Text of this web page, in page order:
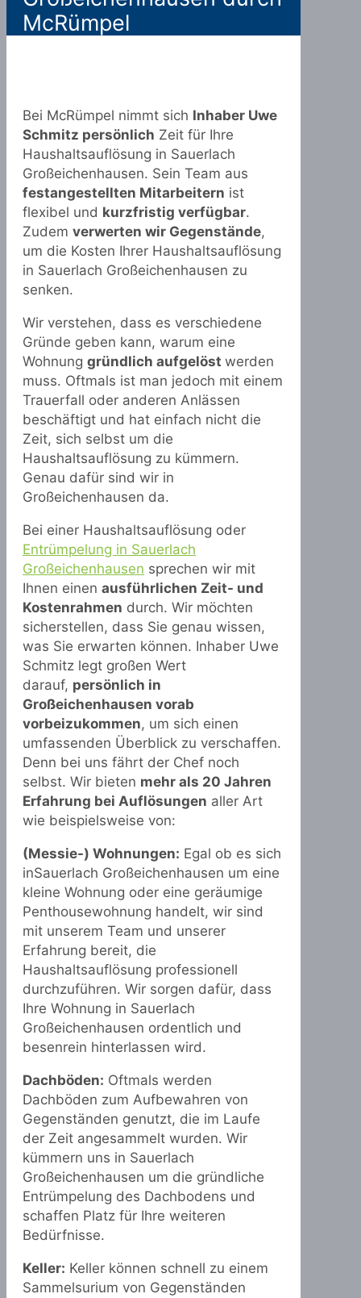
McRümpel
Bei McRümpel nimmt sich Inhaber Uwe
Schmitz persönlich Zeit für Ihre
Haushaltsauflösung in Sauerlach
Großeichenhausen. Sein Team aus
festangestellten Mitarbeitern ist
flexibel und kurzfristig verfügbar.
Zudem verwerten wir Gegenstände,
um die Kosten Ihrer Haushaltsauflösung
in Sauerlach Großeichenhausen zu
senken.
Wir verstehen, dass es verschiedene
Gründe geben kann, warum eine
Wohnung gründlich aufgelöst werden
muss. Oftmals ist man jedoch mit einem
Trauerfall oder anderen Anlässen
beschäftigt und hat einfach nicht die
Zeit, sich selbst um die
Haushaltsauflösung zu kümmern.
Genau dafür sind wir in
Großeichenhausen da.
Bei einer Haushaltsauflösung oder
Entrümpelung in Sauerlach
Großeichenhausen sprechen wir mit
Ihnen einen ausführlichen Zeit- und
Kostenrahmen durch. Wir möchten
sicherstellen, dass Sie genau wissen,
was Sie erwarten können. Inhaber Uwe
Schmitz legt großen Wert
darauf, persönlich in
Großeichenhausen vorab
vorbeizukommen, um sich einen
umfassenden Überblick zu verschaffen.
Denn bei uns fährt der Chef noch
selbst. Wir bieten mehr als 20 Jahren
Erfahrung bei Auflösungen aller Art
wie beispielsweise von:
(Messie-) Wohnungen: Egal ob es sich
inSauerlach Großeichenhausen um eine
kleine Wohnung oder eine geräumige
Penthousewohnung handelt, wir sind
mit unserem Team und unserer
Erfahrung bereit, die
Haushaltsauflösung professionell
durchzuführen. Wir sorgen dafür, dass
Ihre Wohnung in Sauerlach
Großeichenhausen ordentlich und
besenrein hinterlassen wird.
Dachböden: Oftmals werden
Dachböden zum Aufbewahren von
Gegenständen genutzt, die im Laufe
der Zeit angesammelt wurden. Wir
kümmern uns in Sauerlach
Großeichenhausen um die gründliche
Entrümpelung des Dachbodens und
schaffen Platz für Ihre weiteren
Bedürfnisse.
Keller: Keller können schnell zu einem
Sammelsurium von Gegenständen